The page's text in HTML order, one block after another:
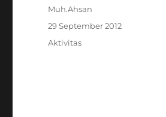
Author
Muh.Ahsan
Posted
on
29 September 2012
Categories
Aktivitas